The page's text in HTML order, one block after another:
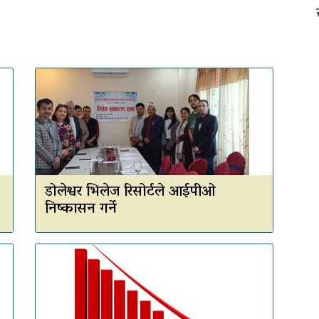
डोलेश्वर भिलेज रिसोर्टले आईपीओ
निष्कासन गर्ने